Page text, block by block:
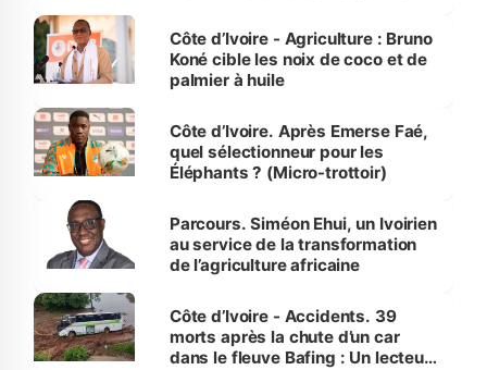
Côte d’Ivoire - Agriculture : Bruno
Koné cible les noix de coco et de
palmier à huile
Côte d’Ivoire. Après Emerse Faé,
quel sélectionneur pour les
Éléphants ? (Micro-trottoir)
Parcours. Siméon Ehui, un Ivoirien
au service de la transformation
de l’agriculture africaine
Côte d’Ivoire - Accidents. 39
morts après la chute d’un car
dans le fleuve Bafing : Un lecteur